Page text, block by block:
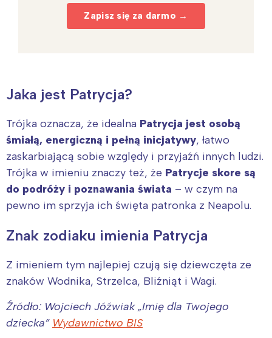
Zapisz się za darmo →
Jaka jest Patrycja?
Trójka oznacza, że idealna Patrycja jest osobą
śmiałą, energiczną i pełną inicjatywy, łatwo
zaskarbiającą sobie względy i przyjaźń innych ludzi.
Trójka w imieniu znaczy też, że Patrycje skore są
do podróży i poznawania świata – w czym na
pewno im sprzyja ich święta patronka z Neapolu.
Znak zodiaku imienia Patrycja
Z imieniem tym najlepiej czują się dziewczęta ze
znaków Wodnika, Strzelca, Bliźniąt i Wagi.
Źródło: Wojciech Jóźwiak „Imię dla Twojego
dziecka” Wydawnictwo BIS